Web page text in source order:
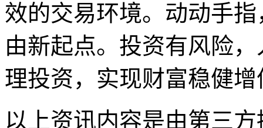
效的交易环境。动动手
由新起点。投资有风险
理投资，实现财富稳健增
以上资讯内容是由第三